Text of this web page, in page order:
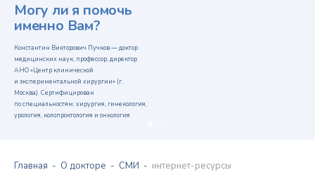
Могу ли я помочь
именно Вам?
Константин Викторович Пучков — доктор
медицинских наук, профессор, директор
АНО «Центр клинической
и экспериментальной хирургии» (г.
Москва). Сертифицирован
по специальностям: хирургия, гинекология,
урология, колопроктология и онкология
Главная О докторе СМИ интернет-ресурсы